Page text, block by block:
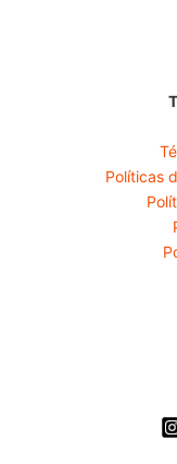
Políticas